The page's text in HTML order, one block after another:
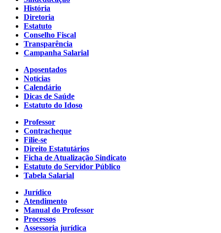
História
Diretoria
Estatuto
Conselho Fiscal
Transparência
Campanha Salarial
Aposentados
Notícias
Calendário
Dicas de Saúde
Estatuto do Idoso
Professor
Contracheque
Filie-se
Direito Estatutários
Ficha de Atualização Sindicato
Estatuto do Servidor Público
Tabela Salarial
Jurídico
Atendimento
Manual do Professor
Processos
Assessoria jurídica